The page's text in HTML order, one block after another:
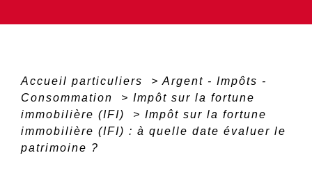
Accueil particuliers > Argent - Impôts -
Consommation
> Impôt sur la fortune
immobilière (IFI)
> Impôt sur la fortune
immobilière (IFI) : à quelle date évaluer le
patrimoine ?